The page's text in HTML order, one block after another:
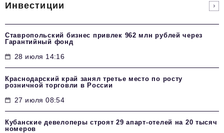
Инвестиции
Ставропольский бизнес привлек 962 млн рублей через
Гарантийный фонд
28 июля 14:16
Краснодарский край занял третье место по росту
розничной торговли в России
27 июля 08:54
Кубанские девелоперы строят 29 апарт-отелей на 20 тысяч
номеров